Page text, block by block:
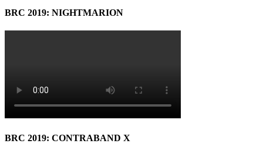
BRC 2019: NIGHTMARION
BRC 2019: CONTRABAND X